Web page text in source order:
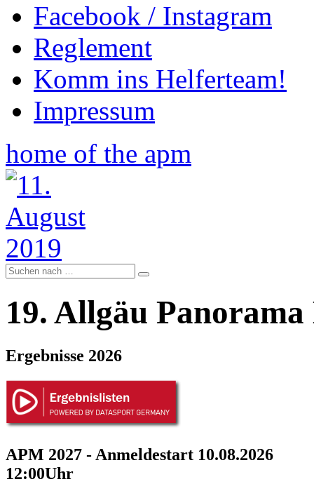
Facebook / Instagram
Reglement
Komm ins Helferteam!
Impressum
home of the apm
19. Allgäu
Ergebnisse 2026
APM 2027 - Anmeldestart 10.08.2026
12:00Uhr